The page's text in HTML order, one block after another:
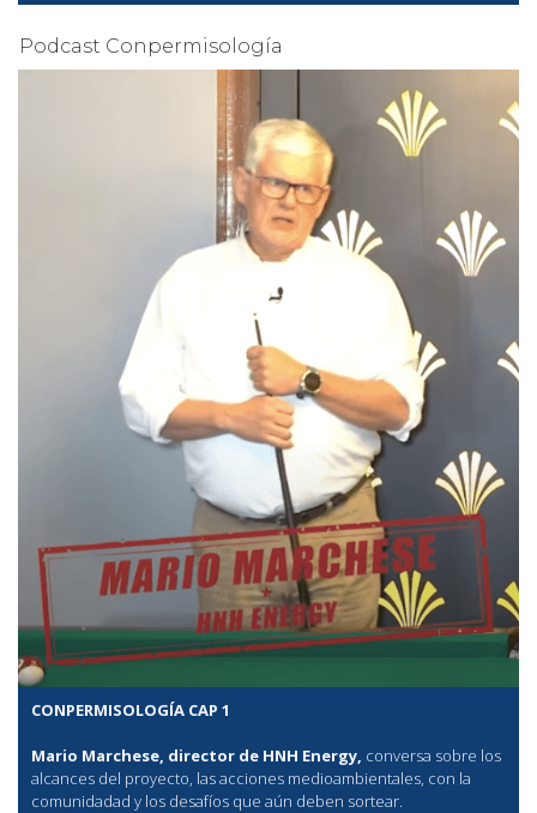
Podcast Conpermisología
CONPERMISOLOGÍA CAP 1
Mario Marchese, director de HNH Energy, conversa sobre los
alcances del proyecto, las acciones medioambientales, con la
comunidadad y los desafíos que aún deben sortear.